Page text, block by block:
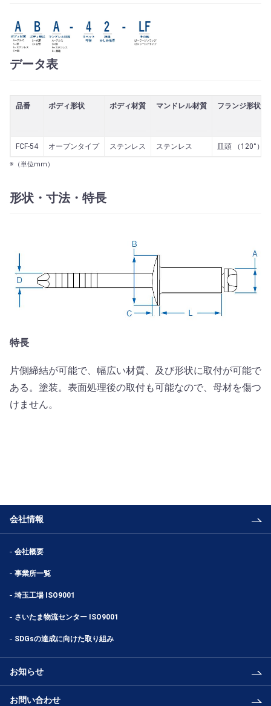
データ表
品番 ボディ形状 ボディ材質 マンドレル材質 フランジ形状
FCF-54 オープンタイプ ステンレス ステンレス 皿頭 （120°）
※（単位mm）
形状・寸法・特長
特長
片側締結が可能で、幅広い材質、及び形状に取付が可能で
ある。塗装。表面処理後の取付も可能なので、母材を傷つ
けません。
会社情報
会社概要
事業所一覧
埼玉工場 ISO9001
さいたま物流センター ISO9001
SDGsの達成に向けた取り組み
お知らせ
お問い合わせ